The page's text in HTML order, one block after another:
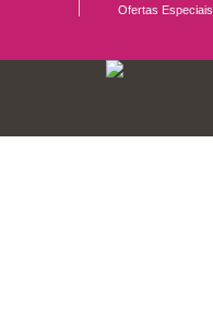
Ofertas Especiais